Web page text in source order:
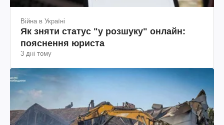
Війна в Україні
Як зняти статус "у розшуку" онлайн:
пояснення юриста
3 дні тому